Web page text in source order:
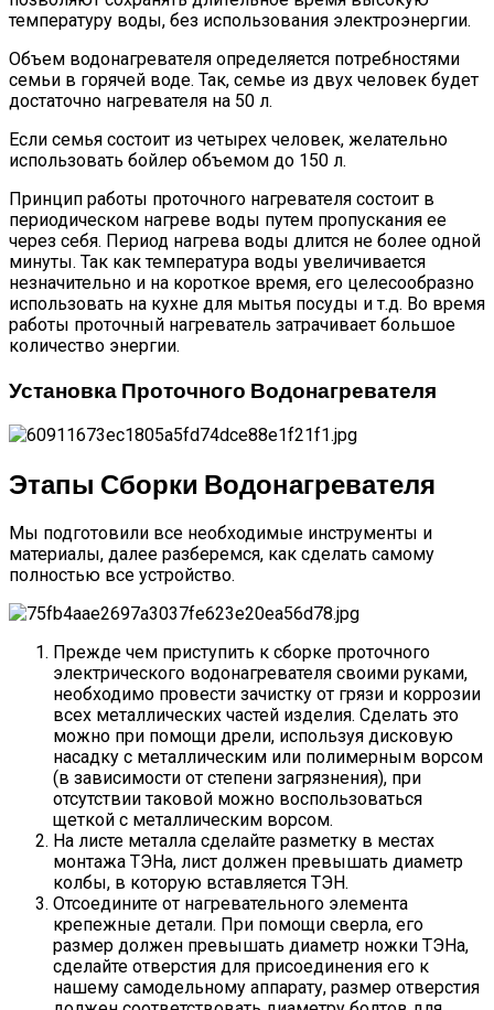
температуру воды, без использования электроэнергии.
Объем водонагревателя определяется потребностями
семьи в горячей воде. Так, семье из двух человек будет
достаточно нагревателя на 50 л.
Если семья состоит из четырех человек, желательно
использовать бойлер объемом до 150 л.
Принцип работы проточного нагревателя состоит в
периодическом нагреве воды путем пропускания ее
через себя. Период нагрева воды длится не более одной
минуты. Так как температура воды увеличивается
незначительно и на короткое время, его целесообразно
использовать на кухне для мытья посуды и т.д. Во время
работы проточный нагреватель затрачивает большое
количество энергии.
Установка Проточного Водонагревателя
Этапы Сборки Водонагревателя
Мы подготовили все необходимые инструменты и
материалы, далее разберемся, как сделать самому
полностью все устройство.
Прежде чем приступить к сборке проточного
электрического водонагревателя своими руками,
необходимо провести зачистку от грязи и коррозии
всех металлических частей изделия. Сделать это
можно при помощи дрели, используя дисковую
насадку с металлическим или полимерным ворсом
(в зависимости от степени загрязнения), при
отсутствии таковой можно воспользоваться
щеткой с металлическим ворсом.
На листе металла сделайте разметку в местах
монтажа ТЭНа, лист должен превышать диаметр
колбы, в которую вставляется ТЭН.
Отсоедините от нагревательного элемента
крепежные детали. При помощи сверла, его
размер должен превышать диаметр ножки ТЭНа,
сделайте отверстия для присоединения его к
нашему самодельному аппарату, размер отверстия